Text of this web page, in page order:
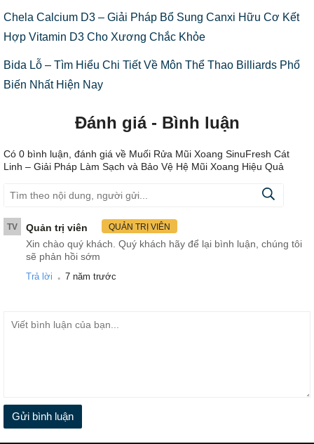
Chela Calcium D3 – Giải Pháp Bổ Sung Canxi Hữu Cơ Kết
Hợp Vitamin D3 Cho Xương Chắc Khỏe
Bida Lỗ – Tìm Hiểu Chi Tiết Về Môn Thể Thao Billiards Phổ
Biến Nhất Hiện Nay
Đánh giá - Bình luận
Có 0 bình luận, đánh giá về Muối Rửa Mũi Xoang SinuFresh Cát
Linh – Giải Pháp Làm Sạch và Bảo Vệ Hệ Mũi Xoang Hiệu Quả
TV Quản trị viên QUẢN TRỊ VIÊN
Xin chào quý khách. Quý khách hãy để lại bình luận, chúng tôi
sẽ phản hồi sớm
Trả lời . 7 năm trước
Gửi bình luận